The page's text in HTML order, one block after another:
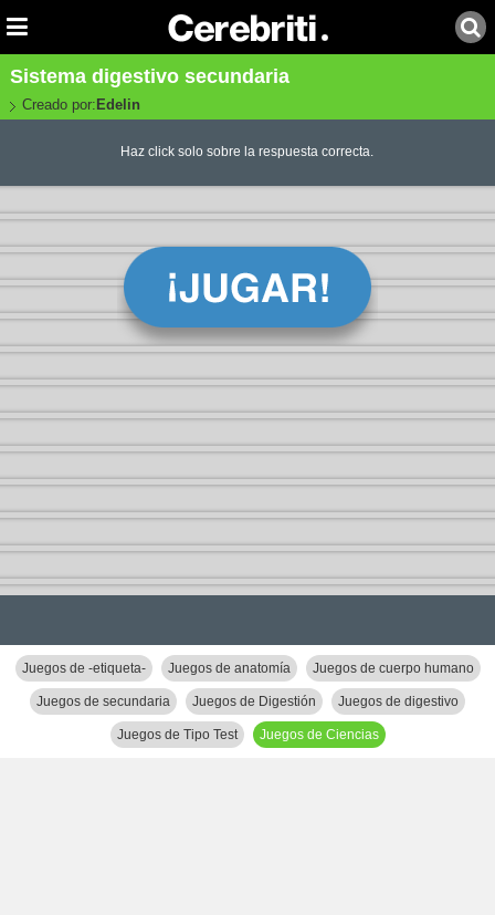
Sistema digestivo secundaria
Creado por: Edelin
Haz click solo sobre la respuesta correcta.
Juegos de -etiqueta- Juegos de anatomía Juegos de cuerpo humano
Juegos de secundaria Juegos de Digestión Juegos de digestivo
Juegos de Tipo Test Juegos de Ciencias